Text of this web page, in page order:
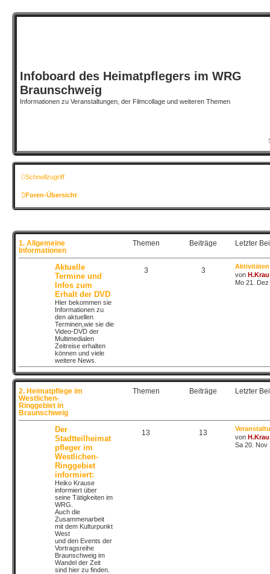
Infoboard des Heimatpflegers im WRG
Braunschweig
Informationen zu Veranstaltungen, der Filmcollage und weiteren Themen
Schnellzugriff
Foren-Übersicht
1. Allgemeine
Informationen
Themen Beiträge Letzter
Aktuelle
Termine und
Infos zum
Erhalt der DVD
Hier bekommen sie
Informationen zu
den aktuellen
Terminen,wie sie die
Video-DVD der
Multimedialen
Zeitreise erhalten
können und viele
weitere News.
3 3
Aktivitäten
von
Mo 21.
2. Heimatpflege im
Westlichen-
Ringgebiet in
Braunschweig
Themen Beiträge Letzter
Der
Stadtteilheimat
pfleger im
Westlichen-
Ringgebiet
informiert:
Heiko Krause
informiert über
seine Tätigkeiten im
WRG.
Auch die
Zusammenarbeit
mit dem Kulturpunkt
West
und den Events der
Vortragsreihe
Braunschweig im
Wandel der Zeit
sind hier zu finden.
13 13
von
Sa 20. Nov